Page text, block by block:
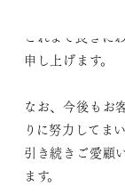
これまで長きに
申し上げます。
なお、今後もお
りに努力してま
引き続きご愛顧
ます。